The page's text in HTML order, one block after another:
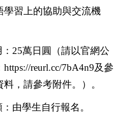
學習上的協助與交流機
25萬日圓（請以官網公
https://reurl.cc/7bA4n9及參
，請參考附件。）。
由學生自行報名。